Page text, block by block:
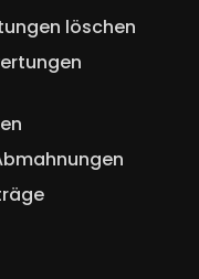
löschen